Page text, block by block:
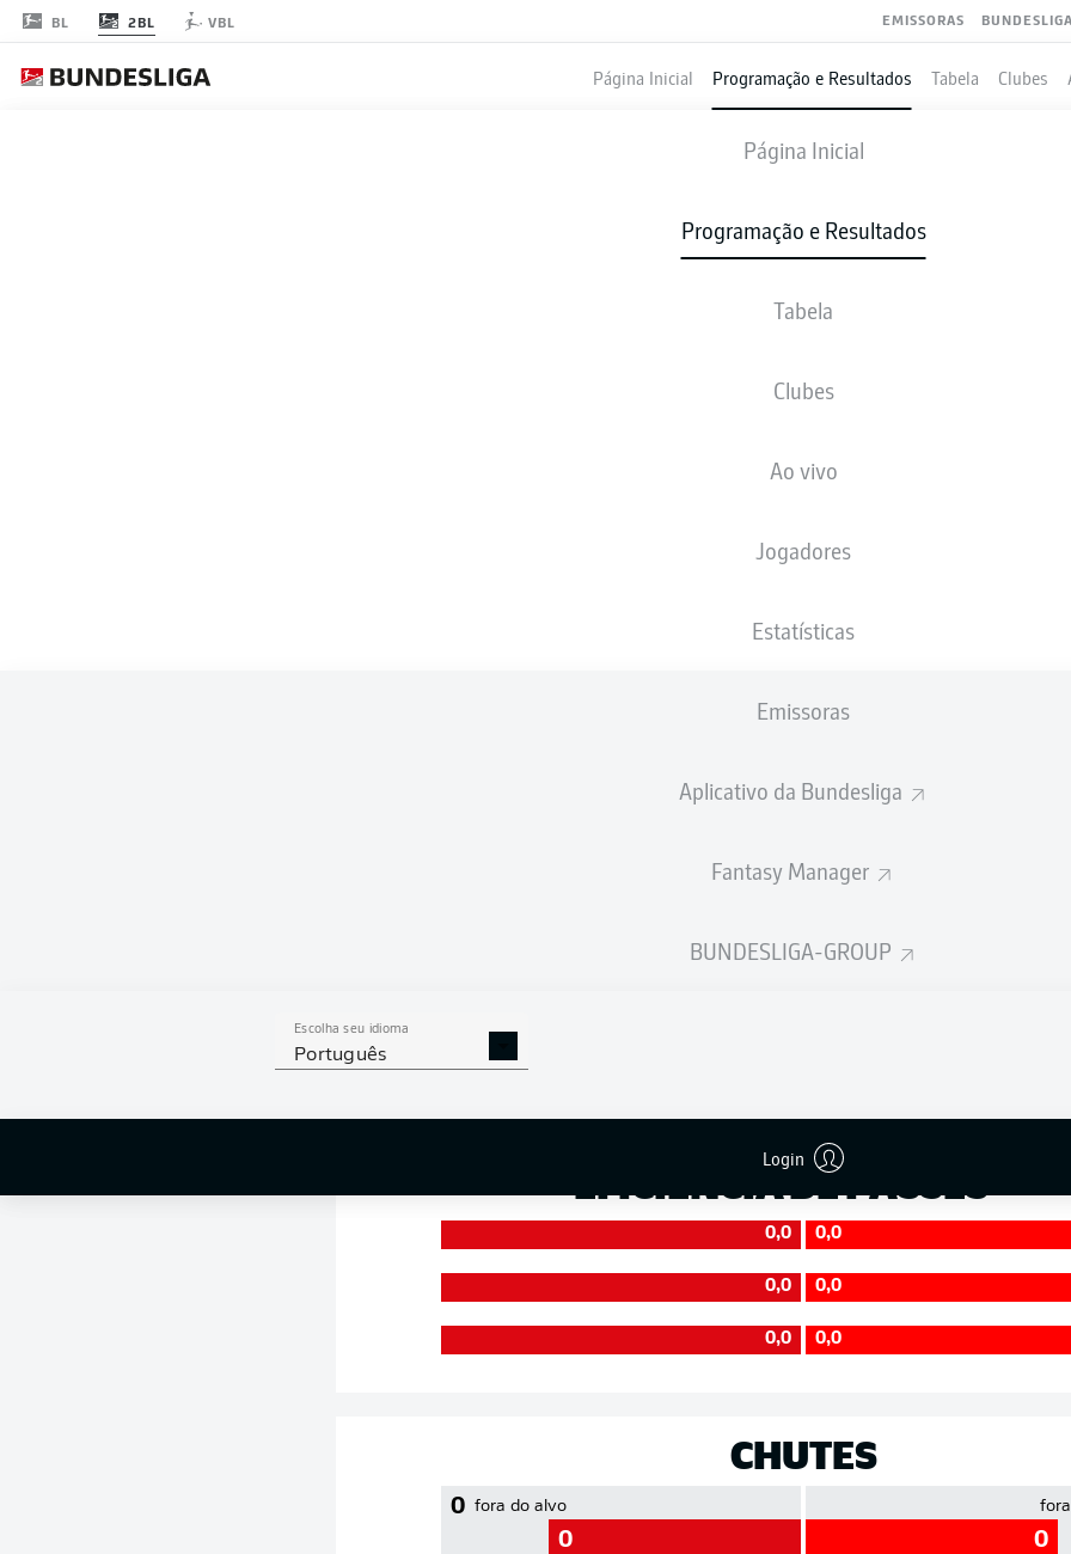
BL 2BL VBL EMISSORAS
Página Inicial Programação e Resultados Tabela Clubes
Página Inicial
Programação e Resultados
Tabela
Clubes
Ao vivo
Jogadores
Estatísticas
Emissoras
Aplicativo da Bundesliga
Fantasy Manager
BUNDESLIGA-GROUP
Escolha seu idioma
Português
Login
HEIDENHEIM KAISERSLAUTERN
ESCALAÇÕES
XGOLS
EFICIÊNCIA DE PASSES
0,0 0,0
0,0 0,0
0,0 0,0
CHUTES
0 fora do alvo
0 0